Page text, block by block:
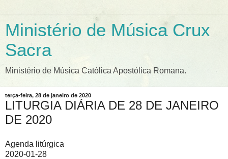
Ministério de Música Crux
Sacra
Ministério de Música Católica Apostólica Romana.
terça-feira, 28 de janeiro de 2020
LITURGIA DIÁRIA DE 28 DE JANEIRO
DE 2020
Agenda litúrgica
2020-01-28